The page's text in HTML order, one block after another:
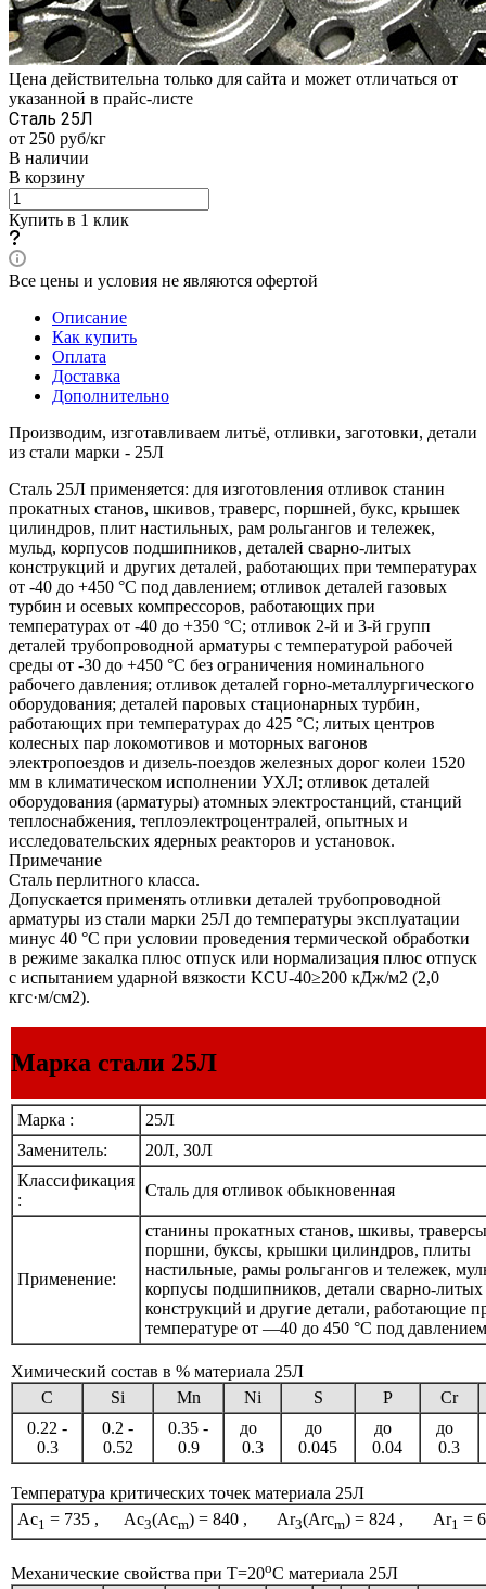
Цена действительна только для сайта и может отличаться от
указанной в прайс-листе
Сталь 25Л
от 250 руб/кг
В наличии
В корзину
Купить в 1 клик
Все цены и условия не являются офертой
Описание
Как купить
Оплата
Доставка
Дополнительно
Производим, изготавливаем литьё, отливки, заготовки, детали
из стали марки - 25Л
Сталь 25Л применяется: для изготовления отливок станин
прокатных станов, шкивов, траверс, поршней, букс, крышек
цилиндров, плит настильных, рам рольгангов и тележек,
мульд, корпусов подшипников, деталей сварно-литых
конструкций и других деталей, работающих при температурах
от -40 до +450 °С под давлением; отливок деталей газовых
турбин и осевых компрессоров, работающих при
температурах от -40 до +350 °С; отливок 2-й и 3-й групп
деталей трубопроводной арматуры с температурой рабочей
среды от -30 до +450 °С без ограничения номинального
рабочего давления; отливок деталей горно-металлургического
оборудования; деталей паровых стационарных турбин,
работающих при температурах до 425 °С; литых центров
колесных пар локомотивов и моторных вагонов
электропоездов и дизель-поездов железных дорог колеи 1520
мм в климатическом исполнении УХЛ; отливок деталей
оборудования (арматуры) атомных электростанций, станций
теплоснабжения, теплоэлектроцентралей, опытных и
исследовательских ядерных реакторов и установок.
Примечание
Сталь перлитного класса.
Допускается применять отливки деталей трубопроводной
арматуры из стали марки 25Л до температуры эксплуатации
минус 40 °С при условии проведения термической обработки
в режиме закалка плюс отпуск или нормализация плюс отпуск
с испытанием ударной вязкости KCU-40≥200 кДж/м2 (2,0
кгс·м/см2).
Марка стали 25Л
Марка :
25Л
Заменитель:
20Л, 30Л
Классификация
:
Сталь для отливок обыкновенная
Применение:
станины прокатных станов, шкивы,
поршни, буксы, крышки цилиндров, плиты
настильные, рамы рольгангов и тележек,
корпусы подшипников, детали сварно-литых
конструкций и другие детали, работающие
температуре от —40 до 450 °С под
Химический состав в % материала 25Л
C
Si Mn Ni S P
Cr
0.22 -
0.3
0.2 -
0.52
0.35 -
0.9
до
0.3
до
0.045
до
0.04
до
0.3
Температура критических точек материала 25Л
Ac1 = 735 , Ac3(Acm) = 840 , Ar3(Arcm) = 824 , Ar1 =
Механические свойства при Т=20oС материала 25Л